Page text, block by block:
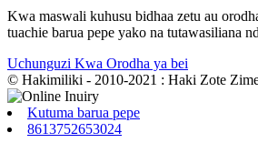
Kwa maswali kuhusu bidhaa zetu au
tuachie barua pepe yako na tutawasiliana
Uchunguzi Kwa Orodha ya bei
© Hakimiliki - 2010-2021 : Haki Zote
Kutuma barua pepe
8613752653024